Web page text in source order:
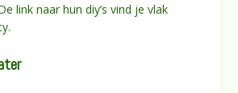
link naar hun diy’s vind je vlak